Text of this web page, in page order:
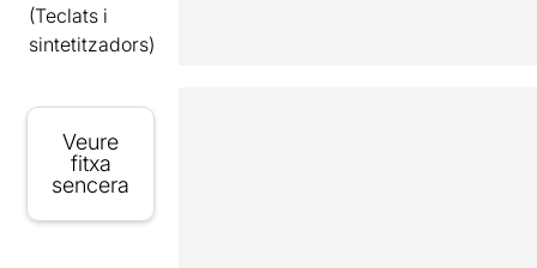
(Teclats i
sintetitzadors)
Veure
fitxa
sencera